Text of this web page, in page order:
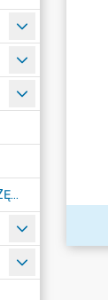
POLITYKA CIĄGŁOŚCI DZIAŁANIA URZĘDU MIASTA ŻORY